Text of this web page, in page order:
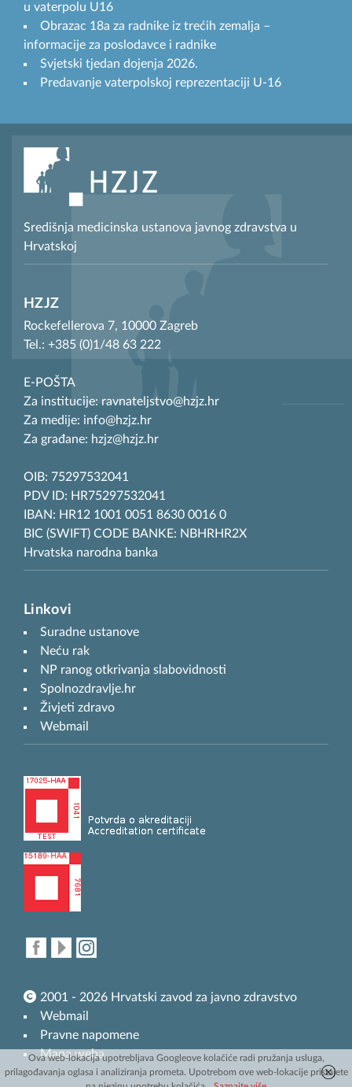
u vaterpolu U16
Obrazac 18a za radnike iz trećih zemalja –
informacije za poslodavce i radnike
Svjetski tjedan dojenja 2026.
Predavanje vaterpolskoj reprezentaciji U-16
Središnja medicinska ustanova javnog zdravstva u
Hrvatskoj
HZJZ
Rockefellerova 7, 10000 Zagreb
Tel.: +385 (0)1/48 63 222
E-POŠTA
Za institucije: ravnateljstvo@hzjz.hr
Za medije: info@hzjz.hr
Za građane: hzjz@hzjz.hr
OIB: 75297532041
PDV ID: HR75297532041
IBAN: HR12 1001 0051 8630 0016 0
BIC (SWIFT) CODE BANKE: NBHRHR2X
Hrvatska narodna banka
Linkovi
Suradne ustanove
Neću rak
NP ranog otkrivanja slabovidnosti
Spolnozdravlje.hr
Živjeti zdravo
Webmail
2001 - 2026 Hrvatski zavod za javno zdravstvo
Webmail
Pravne napomene
Mapa weba
Ova web-lokacija upotrebljava Googleove kolačiće radi pružanja usluga,
prilagođavanja oglasa i analiziranja prometa. Upotrebom ove web-lokacije pristajete